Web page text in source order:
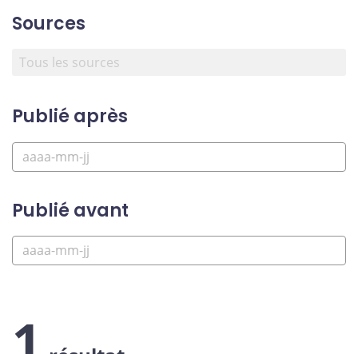
Sources
Publié après
Publié avant